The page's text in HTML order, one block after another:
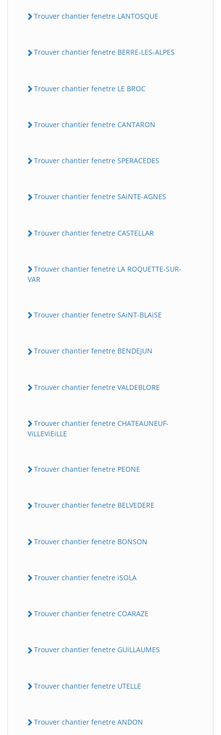
Trouver chantier fenetre LANTOSQUE
Trouver chantier fenetre BERRE-LES-ALPES
Trouver chantier fenetre LE BROC
Trouver chantier fenetre CANTARON
Trouver chantier fenetre SPERACEDES
Trouver chantier fenetre SAiNTE-AGNES
Trouver chantier fenetre CASTELLAR
Trouver chantier fenetre LA ROQUETTE-SUR-
VAR
Trouver chantier fenetre SAiNT-BLAiSE
Trouver chantier fenetre BENDEJUN
Trouver chantier fenetre VALDEBLORE
Trouver chantier fenetre CHATEAUNEUF-
ViLLEViEiLLE
Trouver chantier fenetre PEONE
Trouver chantier fenetre BELVEDERE
Trouver chantier fenetre BONSON
Trouver chantier fenetre iSOLA
Trouver chantier fenetre COARAZE
Trouver chantier fenetre GUiLLAUMES
Trouver chantier fenetre UTELLE
Trouver chantier fenetre ANDON